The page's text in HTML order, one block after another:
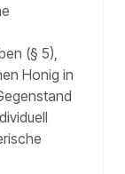
(§ 5),
Honig in